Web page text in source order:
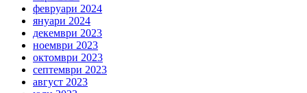
февруари 2024
януари 2024
декември 2023
ноември 2023
октомври 2023
септември 2023
август 2023